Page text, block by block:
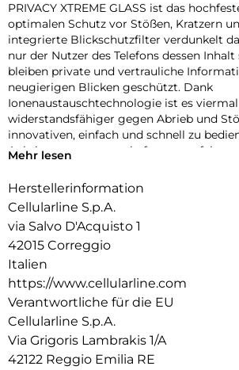
PRIVACY XTREME GLASS ist das
optimalen Schutz vor Stößen, Kratzern
integrierte Blickschutzfilter verdunkelt
nur der Nutzer des Telefons dessen Inhalt
bleiben private und vertrauliche
neugierigen Blicken geschützt. Dank
Ionenaustauschtechnologie ist es viermal
widerstandsfähiger gegen Abrieb und
innovativen, einfach und schnell zu
Anbringungssystems haftet es perfekt
Mehr lesen
Herstellerinformation
Cellularline S.p.A.
via Salvo D'Acquisto 1
42015 Correggio
Italien
https://www.cellularline.com
Verantwortliche für die EU
Cellularline S.p.A.
Via Grigoris Lambrakis 1/A
42122 Reggio Emilia RE